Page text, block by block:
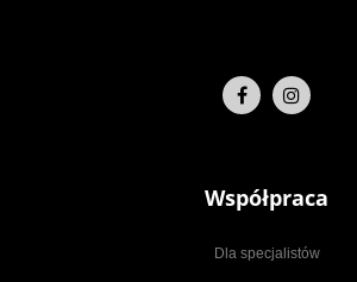
Współpraca
Dla specjalistów